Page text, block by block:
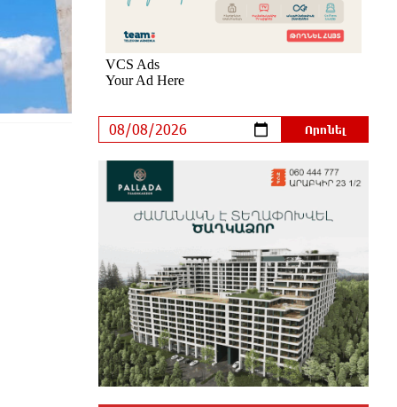
Սլովակիայի նախկին
ղեկավարները պահանջում են, որ
Նիկոլ Փաշինյանը դադարեցնի Հայ
Առաքելական Եկեղեցու նկատմամբ
քաղաքական հետապնդումները և
25 րոպե առաջ
Բանկային գաղտնիքի ապօրինի
արտահոսք, մերժված վարույթներ
և լռող բանկեր. ահազանգում է
գործարարը
Ավետիք Չալաբյանն օրինակելի
հայ է և չի վախենում
իշխանությունների
ապօրինություններից. Լարիսա Ալավերդյան
մեկ ժամ առաջ